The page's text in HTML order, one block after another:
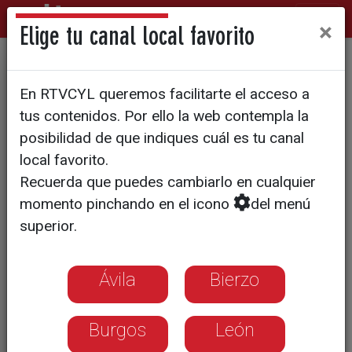
'Vallkirias Pisuerga', remar
como vía de escape
Elige tu canal local favorito ×
En RTVCYL queremos facilitarte el acceso a
tus contenidos. Por ello la web contempla la
posibilidad de que indiques cuál es tu canal
local favorito.
Recuerda que puedes cambiarlo en cualquier
momento pinchando en el icono
del menú
superior.
Ávila Bierzo
Burgos León